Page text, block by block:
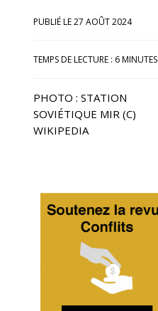
27 AOÛT 2024
TEMPS DE LECTURE : 6 MINUTES
PHOTO : STATION
SOVIÉTIQUE MIR (C)
WIKIPEDIA